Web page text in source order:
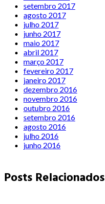
setembro 2017
agosto 2017
julho 2017
junho 2017
maio 2017
abril 2017
março 2017
fevereiro 2017
janeiro 2017
dezembro 2016
novembro 2016
outubro 2016
setembro 2016
agosto 2016
julho 2016
junho 2016
Posts Relacionados